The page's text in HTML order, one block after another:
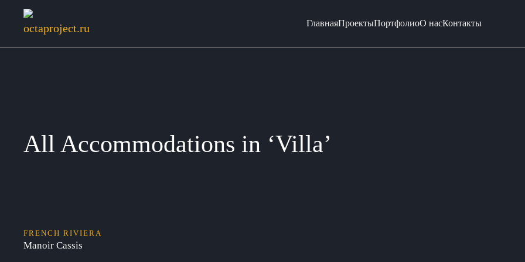
ГлавнаяПроектыПортфолиоО насКонтакты
All Accommodations in ‘Villa’
FRENCH RIVIERA
Manoir Cassis